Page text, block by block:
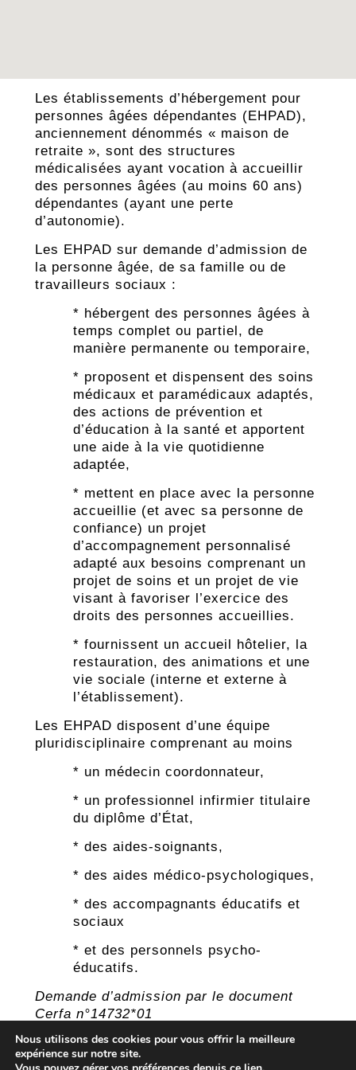
Les établissements d’hébergement pour
personnes âgées dépendantes (EHPAD),
anciennement dénommés « maison de
retraite », sont des structures
médicalisées ayant vocation à accueillir
des personnes âgées (au moins 60 ans)
dépendantes (ayant une perte
d’autonomie).
Les EHPAD sur demande d’admission de
la personne âgée, de sa famille ou de
travailleurs sociaux :
* hébergent des personnes âgées à
temps complet ou partiel, de
manière permanente ou temporaire,
* proposent et dispensent des soins
médicaux et paramédicaux adaptés,
des actions de prévention et
d’éducation à la santé et apportent
une aide à la vie quotidienne
adaptée,
* mettent en place avec la personne
accueillie (et avec sa personne de
confiance) un projet
d’accompagnement personnalisé
adapté aux besoins comprenant un
projet de soins et un projet de vie
visant à favoriser l’exercice des
droits des personnes accueillies.
* fournissent un accueil hôtelier, la
restauration, des animations et une
vie sociale (interne et externe à
l’établissement).
Les EHPAD disposent d’une équipe
pluridisciplinaire comprenant au moins
* un médecin coordonnateur,
* un professionnel infirmier titulaire
du diplôme d’État,
* des aides-soignants,
* des aides médico-psychologiques,
* des accompagnants éducatifs et
sociaux
* et des personnels psycho-
éducatifs.
Demande d’admission par le document
Cerfa n°14732*01
Sur le web :https://essentiel-
autonomie.humanis.com/trouver-
Nous utilisons des cookies pour vous offrir la meilleure
expérience sur notre site.